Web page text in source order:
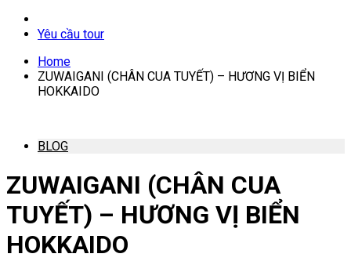
Yêu cầu tour
Home
ZUWAIGANI (CHÂN CUA TUYẾT) – HƯƠNG VỊ BIỂN
HOKKAIDO
BLOG
ZUWAIGANI (CHÂN CUA
TUYẾT) – HƯƠNG VỊ BIỂN
HOKKAIDO